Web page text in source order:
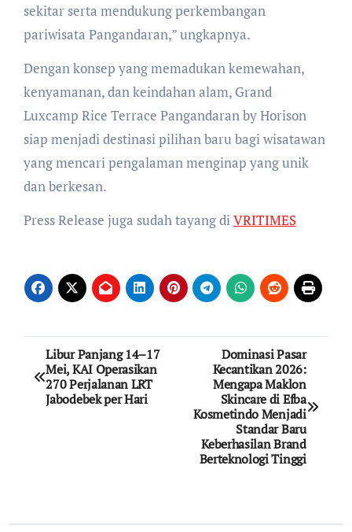
sekitar serta mendukung perkembangan
pariwisata Pangandaran,” ungkapnya.
Dengan konsep yang memadukan kemewahan,
kenyamanan, dan keindahan alam, Grand
Luxcamp Rice Terrace Pangandaran by Horison
siap menjadi destinasi pilihan baru bagi wisatawan
yang mencari pengalaman menginap yang unik
dan berkesan.
Press Release juga sudah tayang diVRITIMES
Post
navigation
Libur Panjang 14–17
Mei, KAI Operasikan
270 Perjalanan LRT
Jabodebek per Hari
Dominasi Pasar
Kecantikan 2026:
Mengapa Maklon
Skincare di Efba
Kosmetindo Menjadi
Standar Baru
Keberhasilan Brand
Berteknologi Tinggi